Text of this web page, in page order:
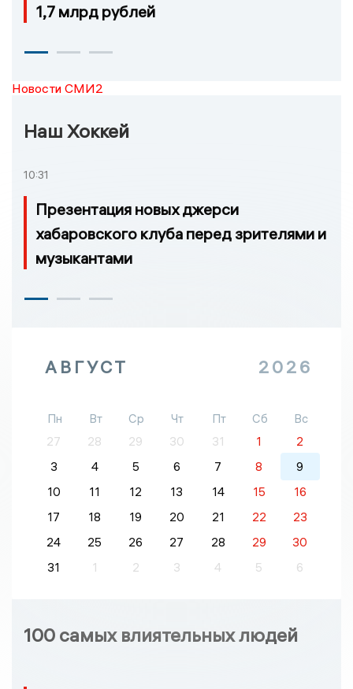
1,7 млрд рублей
Новости СМИ2
Наш Хоккей
10:31
Презентация новых джерси
хабаровского клуба перед зрителями и
музыкантами
АВГУСТ 2026
Пн Вт Ср Чт Пт Сб
Вс
27
28 29 30 31 1
2
3
4 5 6 7 8
9
10
11 12 13 14 15
16
17
18 19 20 21 22
23
24
25 26 27 28 29
30
31
1 2 3 4 5 6
100 самых влиятельных людей